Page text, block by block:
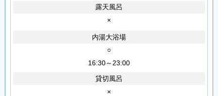
露天風呂
×
内湯大浴場
○
16:30～23:00
貸切風呂
×